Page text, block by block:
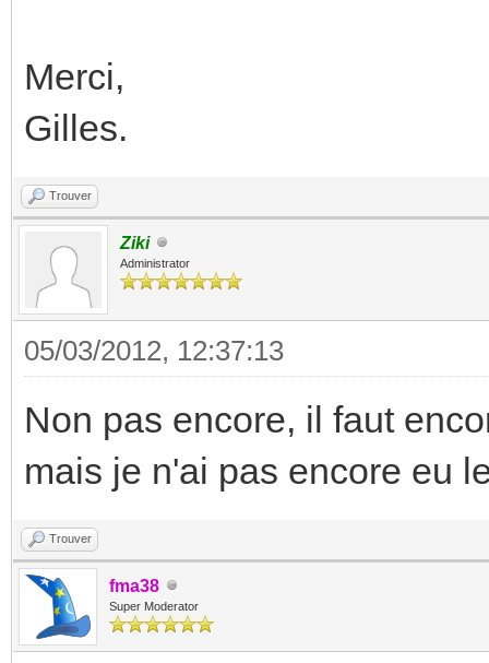
Merci,
Gilles.
Trouver
Ziki
Administrator
05/03/2012, 12:37:13
Non pas encore, il faut
mais je n'ai pas encore eu
Trouver
fma38
Super Moderator